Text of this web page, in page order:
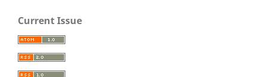
Current Issue